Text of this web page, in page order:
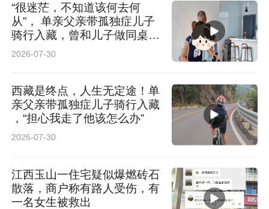
“很迷茫，不知道该何去何
从”， 单亲父亲带孤独症儿子
骑行入藏，曾和儿子做同桌陪
读
2026-07-30
西藏是终点，人生无定途！单
亲父亲带孤独症儿子骑行入藏
，“担心我走了他该怎么办”
2026-07-30
江西玉山一住宅疑似爆燃砖石
散落，商户称有路人受伤，有
一名女生被救出